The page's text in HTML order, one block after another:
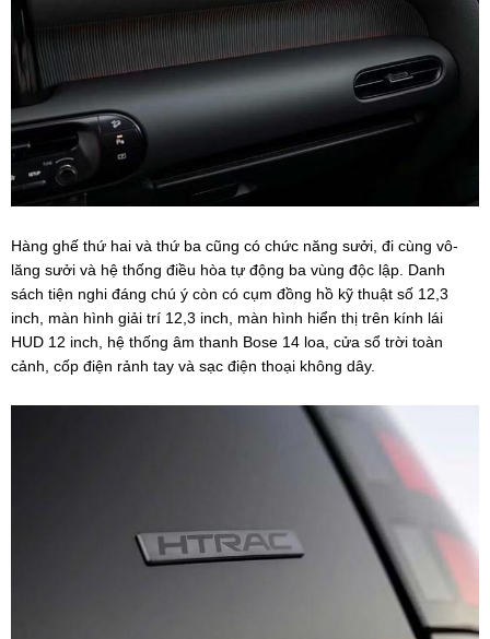
Hàng ghế thứ hai và thứ ba cũng có chức năng sưởi, đi cùng vô-
lăng sưởi và hệ thống điều hòa tự động ba vùng độc lập. Danh
sách tiện nghi đáng chú ý còn có cụm đồng hồ kỹ thuật số 12,3
inch, màn hình giải trí 12,3 inch, màn hình hiển thị trên kính lái
HUD 12 inch, hệ thống âm thanh Bose 14 loa, cửa sổ trời toàn
cảnh, cốp điện rảnh tay và sạc điện thoại không dây.